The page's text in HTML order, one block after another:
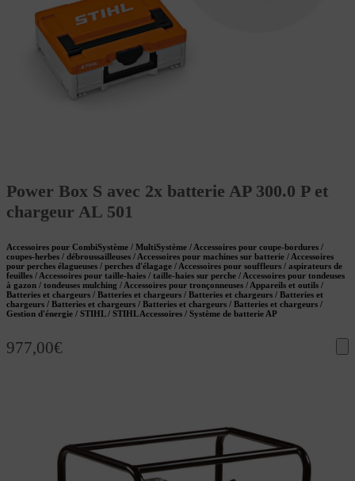
Power Box S avec 2x batterie AP 300.0 P et
chargeur AL 501
Accessoires pour CombiSystème / MultiSystème / Accessoires pour coupe-bordures /
coupes-herbes / débroussailleuses / Accessoires pour machines sur batterie / Accessoires
pour perches élagueuses / perches d'élagage / Accessoires pour souffleurs / aspirateurs de
feuilles / Accessoires pour taille-haies / taille-haies sur perche / Accessoires pour tondeuses
à gazon / tondeuses mulching / Accessoires pour tronçonneuses / Appareils et outils /
Batteries et chargeurs / Batteries et chargeurs / Batteries et chargeurs / Batteries et
chargeurs / Batteries et chargeurs / Batteries et chargeurs / Batteries et chargeurs /
Gestion d'énergie / STIHL / STIHL Accessoires / Système de batterie AP
977,00€